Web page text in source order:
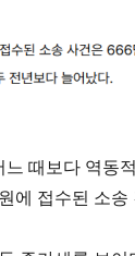
느 때보다 역동
에 접수된 소송